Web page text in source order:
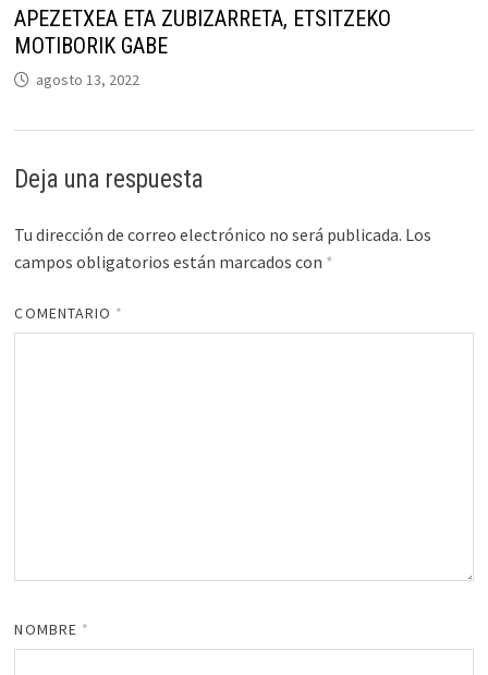
APEZETXEA ETA ZUBIZARRETA, ETSITZEKO
MOTIBORIK GABE
agosto 13, 2022
Deja una respuesta
Tu dirección de correo electrónico no será publicada. Los
campos obligatorios están marcados con *
COMENTARIO *
NOMBRE *